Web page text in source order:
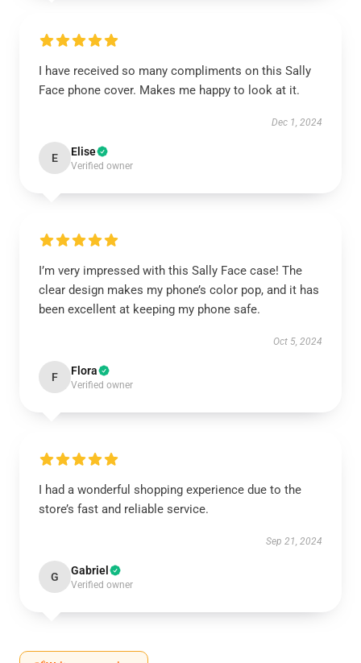
I have received so many compliments on this Sally
Face phone cover. Makes me happy to look at it.
Dec 1, 2024
E Elise
Verified owner
I’m very impressed with this Sally Face case! The
clear design makes my phone’s color pop, and it has
been excellent at keeping my phone safe.
Oct 5, 2024
F Flora
Verified owner
I had a wonderful shopping experience due to the
store’s fast and reliable service.
Sep 21, 2024
G Gabriel
Verified owner